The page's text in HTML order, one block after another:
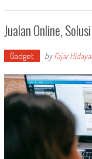
Jualan Online,
Gadget byFajar